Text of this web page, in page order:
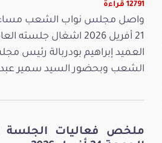
12791 قراءة
واصل مجلس نواب الشعب مساء
21 أفريل 2026 اشغال
العميد إبراهيم بودربالة رئيس
الشعب وبحضور السيد سمير
ملخص فعاليات الجلسة